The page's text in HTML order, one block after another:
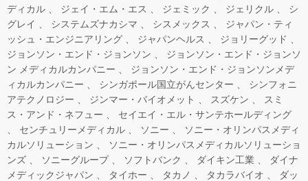
ディカル
ジェイ・エム・エス ジェミック ジェリクル
シ
グレイ
システムズナカシマ シスメックス
ジャパン・ティ
ッシュ・エンジニアリング
ジャパンヘルス
ジョリーグッド
ジョンソン・エンド・ジョンソン
ジョンソン・エンド・ジョンソ
ン メディカルカンパニー
ジョンソン・エンド・ジョンソンメデ
ィカルカンパニー
シンガポール国立がんセンター
シンフォニ
アテクノロジー
ジンマー・バイオメット スズケン
スミ
ス・アンド・ネフュー
セイエイ・エル・サンテホールディング
センチュリーメディカル
ソニー
ソニー・オリンパスメディ
カルソリューション
ソニー・オリンパスメディカルソリューショ
ンズ
ソニーグループ ソフトバンク ダイキン工業
ダイナ
メディックジャパン
タイホー タカノ タカラバイオ
ダッ